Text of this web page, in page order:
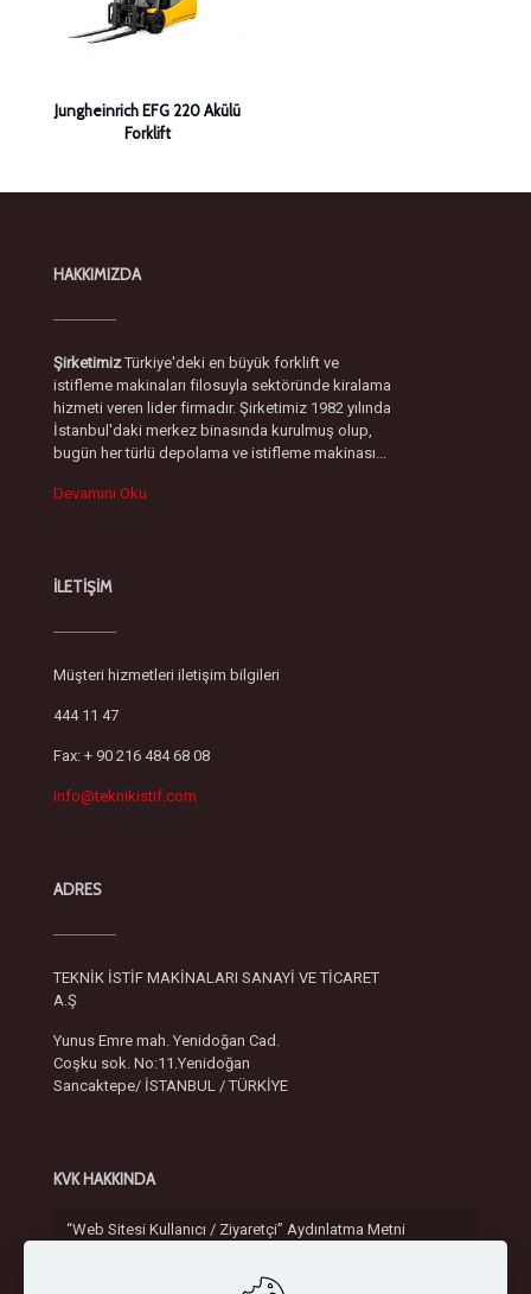
Jungheinrich EFG 220 Akülü
Forklift
HAKKIMIZDA
Şirketimiz Türkiye'deki en büyük forklift ve
istifleme makinaları filosuyla sektöründe kiralama
hizmeti veren lider firmadır. Şirketimiz 1982 yılında
İstanbul'daki merkez binasında kurulmuş olup,
bugün her türlü depolama ve istifleme makinası...
Devamını Oku
İLETİŞİM
Müşteri hizmetleri iletişim bilgileri
444 11 47
Fax: + 90 216 484 68 08
info@teknikistif.com
ADRES
TEKNİK İSTİF MAKİNALARI SANAYİ VE TİCARET
A.Ş
Yunus Emre mah. Yenidoğan Cad.
Coşku sok. No:11.Yenidoğan
Sancaktepe/ İSTANBUL / TÜRKİYE
KVK HAKKINDA
“Web Sitesi Kullanıcı / Ziyaretçi” Aydınlatma Metni